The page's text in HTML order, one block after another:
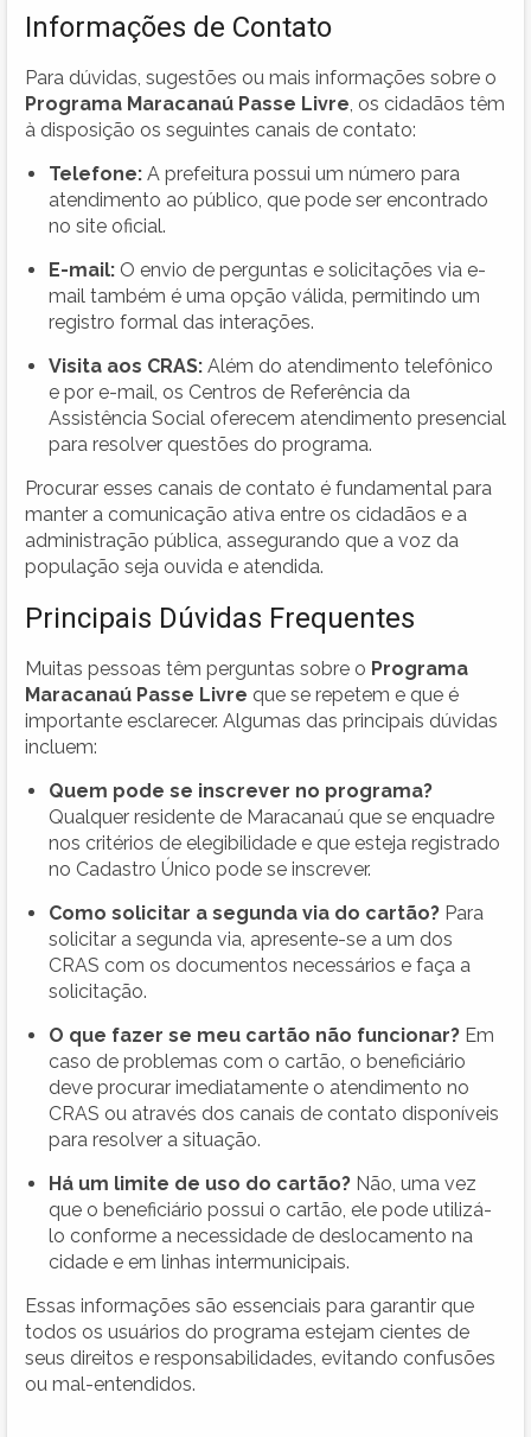
Informações de Contato
Para dúvidas, sugestões ou mais informações sobre o
Programa Maracanaú Passe Livre , os cidadãos têm
à disposição os seguintes canais de contato:
Telefone: A prefeitura possui um número para
atendimento ao público, que pode ser encontrado
no site oficial.
E-mail: O envio de perguntas e solicitações via e-
mail também é uma opção válida, permitindo um
registro formal das interações.
Visita aos CRAS: Além do atendimento telefônico
e por e-mail, os Centros de Referência da
Assistência Social oferecem atendimento presencial
para resolver questões do programa.
Procurar esses canais de contato é fundamental para
manter a comunicação ativa entre os cidadãos e a
administração pública, assegurando que a voz da
população seja ouvida e atendida.
Principais Dúvidas Frequentes
Muitas pessoas têm perguntas sobre o Programa
Maracanaú Passe Livre que se repetem e que é
importante esclarecer. Algumas das principais dúvidas
incluem:
Quem pode se inscrever no programa?
Qualquer residente de Maracanaú que se enquadre
nos critérios de elegibilidade e que esteja registrado
no Cadastro Único pode se inscrever.
Como solicitar a segunda via do cartão? Para
solicitar a segunda via, apresente-se a um dos
CRAS com os documentos necessários e faça a
solicitação.
O que fazer se meu cartão não funcionar? Em
caso de problemas com o cartão, o beneficiário
deve procurar imediatamente o atendimento no
CRAS ou através dos canais de contato disponíveis
para resolver a situação.
Há um limite de uso do cartão? Não, uma vez
que o beneficiário possui o cartão, ele pode utilizá-
lo conforme a necessidade de deslocamento na
cidade e em linhas intermunicipais.
Essas informações são essenciais para garantir que
todos os usuários do programa estejam cientes de
seus direitos e responsabilidades, evitando confusões
ou mal-entendidos.